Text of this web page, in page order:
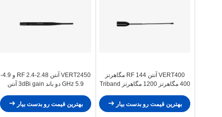
VERT400 آنتن RF 144 مگاهرتز
400 مگاهرتز 1200 مگاهرتز Triband
بهترین قیمت رو بدست بیار
VERT2450 آنتن RF 2.4-2.48 و 4.9-
5.9 GHz دو باند 3dBi gain آنتن
بهترین قیمت رو بدست بیار